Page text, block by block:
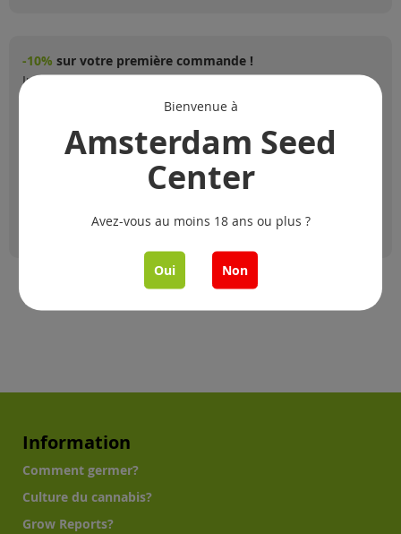
-10% sur votre première commande !
Inscrivez-vous pour recevoir des nouveautés, offres
spéciales et mises à jour de produits.
Inscription
Bienvenue à
Amsterdam Seed
Center
Avez-vous au moins 18 ans ou plus ?
Oui Non
Information
Comment germer?
Culture du cannabis?
Grow Reports?